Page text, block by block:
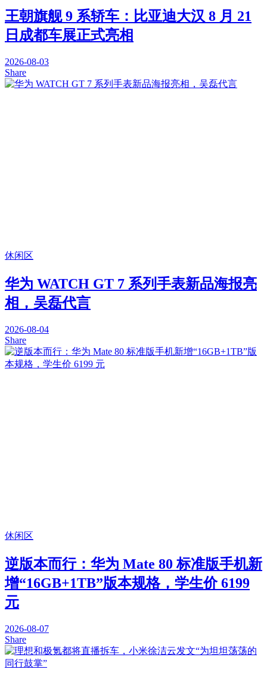
王朝旗舰 9 系轿车：比亚迪大汉 8 月 21
日成都车展正式亮相
2026-08-03
Share
休闲区
华为 WATCH GT 7 系列手表新品海报亮
相，吴磊代言
2026-08-04
Share
休闲区
逆版本而行：华为 Mate 80 标准版手机新
增“16GB+1TB”版本规格，学生价 6199
元
2026-08-07
Share